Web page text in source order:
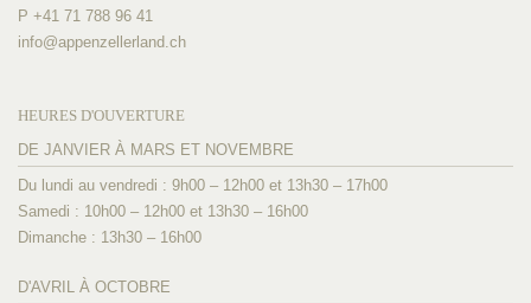
P +41 71 788 96 41
info@appenzellerland.ch
HEURES D'OUVERTURE
DE JANVIER À MARS ET NOVEMBRE
Du lundi au vendredi : 9h00 – 12h00 et 13h30 – 17h00
Samedi : 10h00 – 12h00 et 13h30 – 16h00
Dimanche : 13h30 – 16h00
D'AVRIL À OCTOBRE